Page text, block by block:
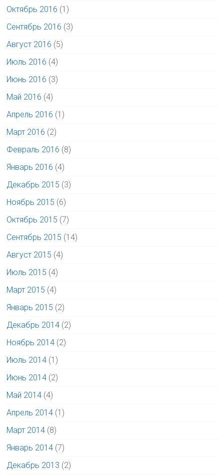
Октябрь 2016 (1)
Сентябрь 2016 (3)
Август 2016 (5)
Июль 2016 (4)
Июнь 2016 (3)
Май 2016 (4)
Апрель 2016 (1)
Март 2016 (2)
Февраль 2016 (8)
Январь 2016 (4)
Декабрь 2015 (3)
Ноябрь 2015 (6)
Октябрь 2015 (7)
Сентябрь 2015 (14)
Август 2015 (4)
Июль 2015 (4)
Март 2015 (4)
Январь 2015 (2)
Декабрь 2014 (2)
Ноябрь 2014 (2)
Июль 2014 (1)
Июнь 2014 (2)
Май 2014 (4)
Апрель 2014 (1)
Март 2014 (8)
Январь 2014 (7)
Декабрь 2013 (2)